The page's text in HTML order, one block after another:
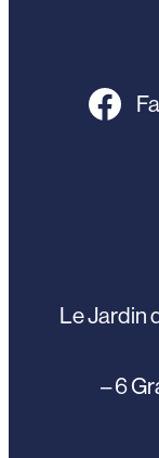
Le Jardin
– 6